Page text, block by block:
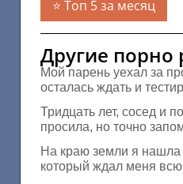
Топ 5 за месяц
Другие порно
Мой парень уехал за
осталась ждать и
Тридцать лет, сосед и
просила, но точно
На краю земли я нашла
который ждал меня